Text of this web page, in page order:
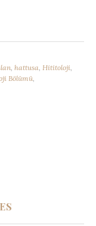
hattusa Hititoloji
Bölümü